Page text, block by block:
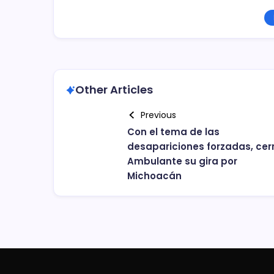
Other Articles
Previous
Con el tema de las
desapariciones forzadas,
Ambulante su gira por
Michoacán